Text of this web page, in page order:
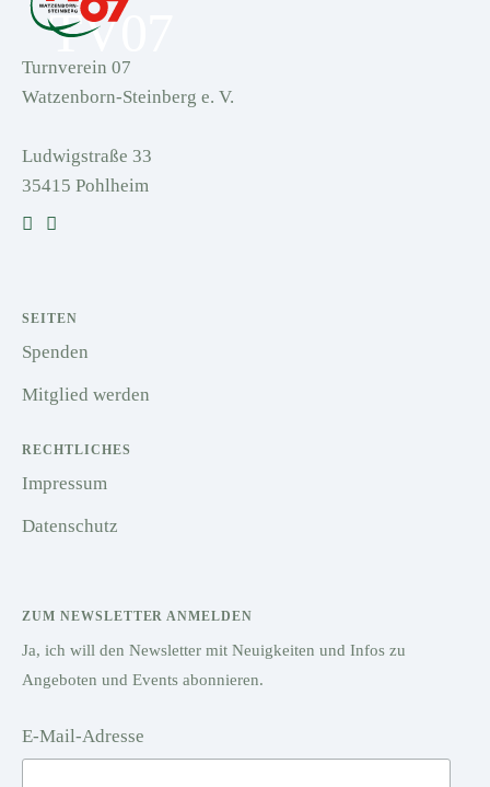
TV07
Turnverein 07
Watzenborn-Steinberg e. V.
Ludwigstraße 33
35415 Pohlheim
SEITEN
Spenden
Mitglied werden
RECHTLICHES
Impressum
Datenschutz
ZUM NEWSLETTER ANMELDEN
Ja, ich will den Newsletter mit Neuigkeiten und Infos zu
Angeboten und Events abonnieren.
E-Mail-Adresse